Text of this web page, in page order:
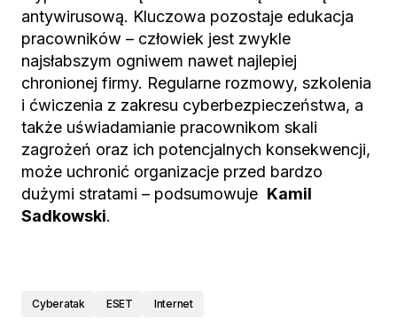
antywirusową. Kluczowa pozostaje edukacja
pracowników – człowiek jest zwykle
najsłabszym ogniwem nawet najlepiej
chronionej firmy. Regularne rozmowy, szkolenia
i ćwiczenia z zakresu cyberbezpieczeństwa, a
także uświadamianie pracownikom skali
zagrożeń oraz ich potencjalnych konsekwencji,
może uchronić organizacje przed bardzo
dużymi stratami – podsumowuje Kamil
Sadkowski.
Cyberatak ESET Internet